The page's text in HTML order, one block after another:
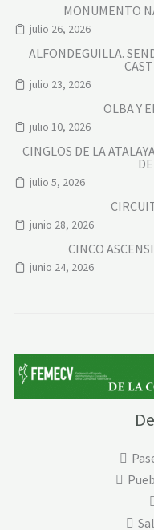
MONUMENTO
julio 26, 2026
ALFONDEGUILLA.
julio 23, 2026
OLBA Y
julio 10, 2026
CINGLOS DE LA
julio 5, 2026
junio 28, 2026
CINCO
junio 24, 2026